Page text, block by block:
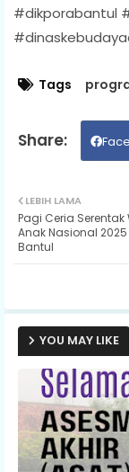
#dikporabantul
Tags
LEBIH LAMA
Pagi Ceria Serentak
Anak Nasional 2025
Bantul
YOU MAY LIKE